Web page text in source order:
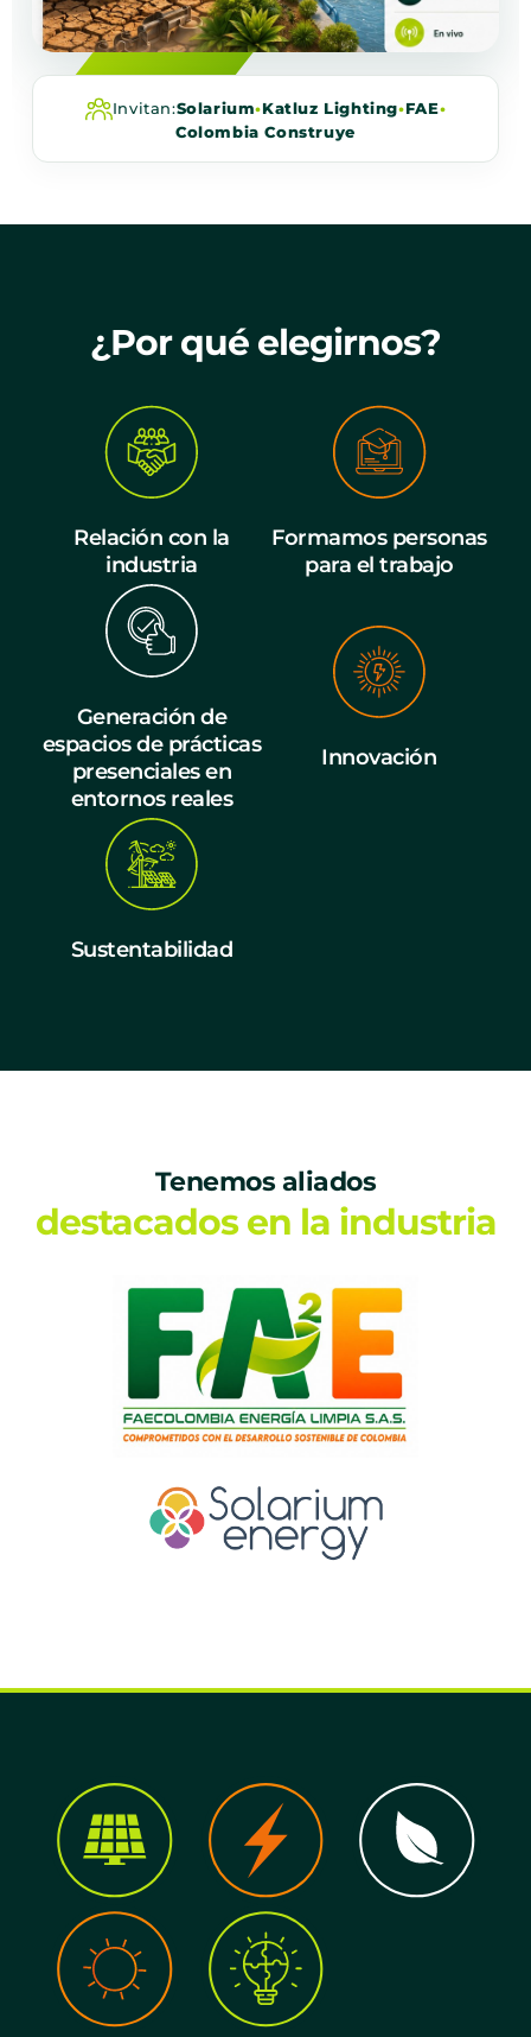
Invitan:Solarium•Katluz Lighting•FAE•
Colombia Construye
¿Por qué elegirnos?
Relación con la
industria
Formamos personas
para el trabajo
Generación de
espacios de prácticas
presenciales en
entornos reales
Innovación
Sustentabilidad
Tenemos aliados
destacados en la industria